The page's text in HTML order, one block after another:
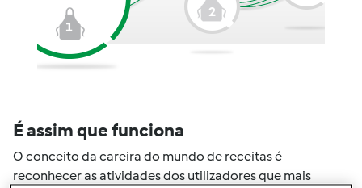
1
2
É assim que funciona
O conceito da careira do mundo de receitas é
reconhecer as atividades dos utilizadores que mais